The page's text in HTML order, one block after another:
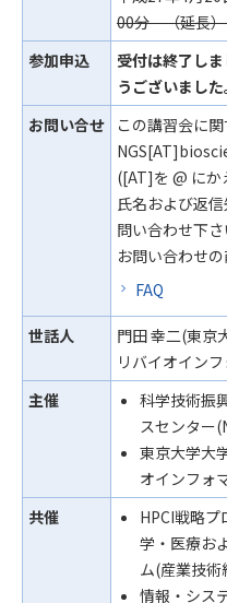
00分 （延長）
参加申込
受付は終了し
うございました
お問い合せ
この講習会に関
([AT]を @ にか
氏名および返
問い合わせ下
お問い合わせの
FAQ
世話人
門田 幸二(東京
リバイオイン
主催
科学技術振
スセンター
東京大学大
オインフォ
共催
HPCI戦略
学・医療お
ム(産業技術
情報・シス